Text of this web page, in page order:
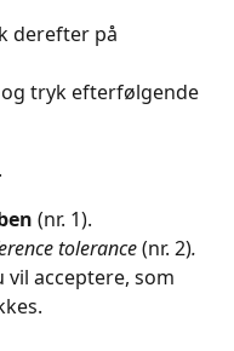
derefter på
og tryk efterfølgende
(nr. 1).
tolerance (nr. 2).
vil acceptere, som